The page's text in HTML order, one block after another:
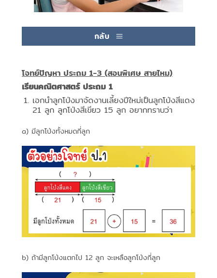
กลับ
โจทย์ปัญหา ประถม 1-3 (สอนพิเศษ สายไหม)
เรียนคณิตศาสตร์ ประถม 1
เอกนำลูกโป่งมาจัดงานเลี้ยงปีใหม่เป็นลูกโป่งสีแดง
21 ลูก ลูกโป่งสีเขียว 15 ลูก อยากทราบว่า
a) มีลูกโป่งทั้งหมดกี่ลูก
b) ถ้ามีลูกโป่งแตกไป 12 ลูก จะเหลือลูกโป่งกี่ลูก